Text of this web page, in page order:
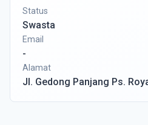
Status
Swasta
Email
-
Alamat
Jl. Gedong Panjang Ps.